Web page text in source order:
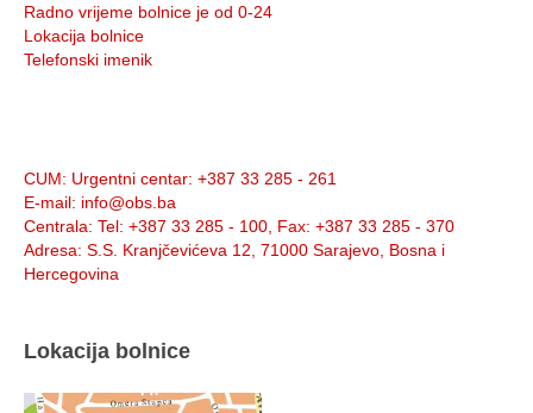
Radno vrijeme bolnice je od 0-24
Lokacija bolnice
Telefonski imenik
CUM: Urgentni centar: +387 33 285 - 261
E-mail: info@obs.ba
Centrala: Tel: +387 33 285 - 100, Fax: +387 33 285 - 370
Adresa: S.S. Kranjčevićeva 12, 71000 Sarajevo, Bosna i
Hercegovina
Lokacija bolnice